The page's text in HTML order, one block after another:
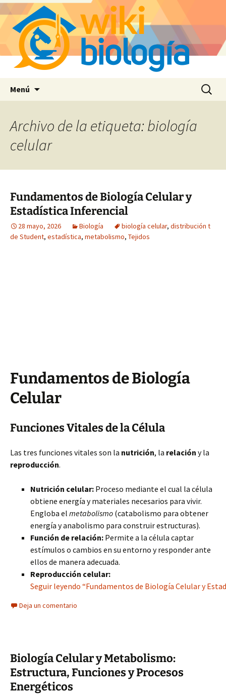
Menú Buscar:
Archivo de la etiqueta: biología
celular
Fundamentos de Biología Celular y
Estadística Inferencial
28 mayo, 2026 Biología biología celular, distribución t
de Student, estadística, metabolismo, Tejidos
Fundamentos de Biología
Celular
Funciones Vitales de la Célula
Las tres funciones vitales son la nutrición, la relación y la
reproducción.
Nutrición celular: Proceso mediante el cual la célula
obtiene energía y materiales necesarios para vivir.
Engloba el metabolismo (catabolismo para obtener
energía y anabolismo para construir estructuras).
Función de relación: Permite a la célula captar
estímulos o cambios en su entorno y responder ante
ellos de manera adecuada.
Reproducción celular:
Seguir leyendo “Fundamentos de Biología Celular y
Deja un comentario
Biología Celular y Metabolismo:
Estructura, Funciones y Procesos
Energéticos